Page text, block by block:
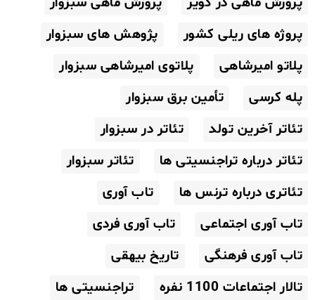
پروژه های ریلی کشور
پژوهش های سبزوار
پلاتو امیرشاهی
پلاتوی امیرشاهی سبزوار
پله کرسی
تأمین برق سبزوار
تئاتر آخرین تولد
تئاتر در سبزوار
تئاتر درباره تراجنسیتی ها
تئاتر سبزوار
تئاتری درباره ترنس ها
تاب آوری
تاب آوری اجتماعی
تاب آوری فردی
تاب آوری فرهنگی
تاریخ بیهقی
تالار اجتماعات 1100 نفره
تراجنسیتی ها